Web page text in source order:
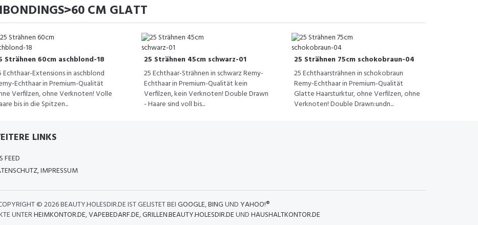
CM GLATT
Strähnen 60cm aschblond-18
Echthaar-Extensions in aschblond
Echthaar in Premium-Qualität
Verfilzen, ohne Verknoten! Volle
bis in die Spitzen...
25 Strähnen 45cm schwarz-01
25 Echthaar-Strähnen in schwarz Remy-
Echthaar in Premium-Qualität kein
Verfilzen, kein Verknoten! Double Drawn
- Haare sind voll bis...
25 Strähnen 75cm schokobraun-04
25 Echthaarsträhnen in schokobraun
Remy-Echthaar in Premium-Qualität
Glatte Haarsturktur, ohne Verfilzen, ohne
Verknoten! Double Drawn:undn...
LINKS
FEED
IMPRESSUM
©2026 BEAUTY.HOLESDIR.DE IST GELISTET BEIGOOGLE,BINGUND YAHOO!®
UNTERHEIMKONTOR.DE,VAPEBEDARF.DE,GRILLEN.BEAUTY.HOLESDIR.DEUNDHAUSHALTKONTOR.DE